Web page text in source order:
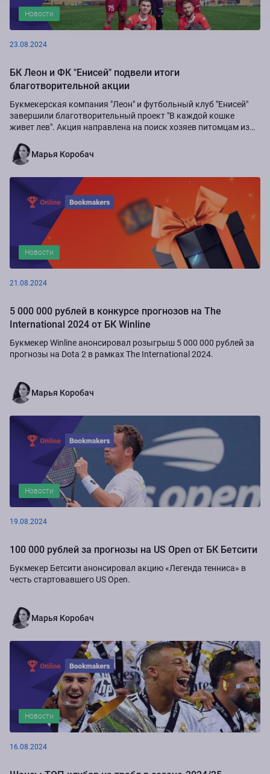
Новости
23.08.2024
БК Леон и ФК "Енисей" подвели итоги
благотворительной акции
Букмекерская компания "Леон" и футбольный клуб "Енисей"
завершили благотворительный проект "В каждой кошке
живет лев". Акция направлена на поиск хозяев питомцам из
Марья Коробач
Новости
21.08.2024
5 000 000 рублей в конкурсе прогнозов на The
International 2024 от БК Winline
Букмекер Winline анонсировал розыгрыш 5 000 000 рублей за
прогнозы на Dota 2 в рамках The International 2024.
Марья Коробач
Новости
19.08.2024
100 000 рублей за прогнозы на US Open от БК Бетсити
Букмекер Бетсити анонсировал акцию «Легенда тенниса» в
честь стартовавшего US Open.
Марья Коробач
Новости
16.08.2024